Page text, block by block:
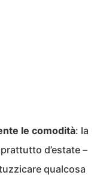
le comodità: la
d’estate –
qualcosa